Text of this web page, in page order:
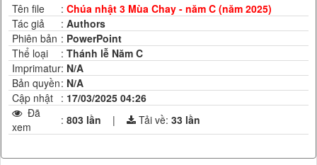
Tên file : Chúa nhật 3 Mùa Chay - năm C (năm 2025)
Tác giả
: Authors
Phiên bản : PowerPoint
Thể loại
: Thánh lễ Năm C
Imprimatur: N/A
Bản quyền: N/A
Cập nhật : 17/03/2025 04:26
Đã
xem
: 803 lần | Tải về: 33 lần